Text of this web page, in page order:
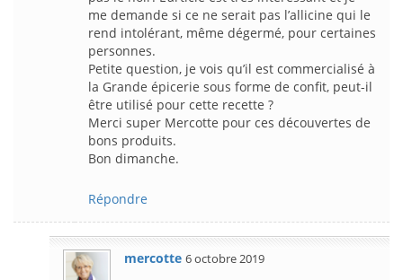
me demande si ce ne serait pas l’allicine qui le
rend intolérant, même dégermé, pour certaines
personnes.
Petite question, je vois qu’il est commercialisé à
la Grande épicerie sous forme de confit, peut-il
être utilisé pour cette recette ?
Merci super Mercotte pour ces découvertes de
bons produits.
Bon dimanche.
Répondre
mercotte 6 octobre 2019